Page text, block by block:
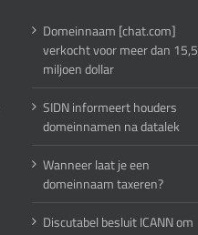
Domeinnaam [chat.com]
verkocht voor meer dan 15,5
miljoen dollar
SIDN informeert houders
domeinnamen na datalek
Wanneer laat je een
domeinnaam taxeren?
Discutabel besluit ICANN om